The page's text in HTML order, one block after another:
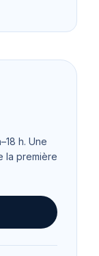
h. Une
la première